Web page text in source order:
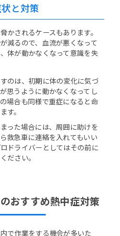
と対策
かされるケースもあります。
減るので、血流が悪くなって
体が動かなくなって意識を失
のは、初期に体の変化に気づ
思うように動かなくなってし
場合も同様で重症になると命
す。
った場合には、周囲に助けを
救急車に連絡を入れてもいい
ドライバーとしてはその前に
ださい。
おすすめ熱中症対策
で作業をする機会が多いた